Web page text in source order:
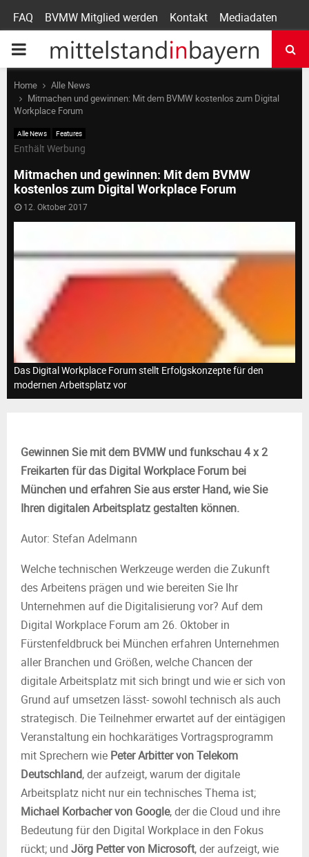
FAQ BVMW Mitglied werden Kontakt Mediadaten
P
R
A
E
N
Home
Alle News
Mitmachen und gewinnen: Mit dem BVMW kostenlos zum Digital
Workplace Forum
Alle News Features
Enthält Werbung
Mitmachen und gewinnen: Mit dem BVMW
kostenlos zum Digital Workplace Forum
12. Oktober 2017
Das Digital Workplace Forum stellt Erfolgskonzepte für den
modernen Arbeitsplatz vor
Gewinnen Sie mit dem BVMW und funkschau 4 x 2
Freikarten für das Digital Workplace Forum bei
München und erfahren Sie aus erster Hand, wie Sie
Ihren digitalen Arbeitsplatz gestalten können.
Autor: Stefan Adelmann
Welche technischen Werkzeuge werden die Zukunft
des Arbeitens prägen und wie bereiten Sie Ihr
Unternehmen auf die Digitalisierung vor? Auf dem
Digital Workplace Forum am 26. Oktober in
Fürstenfeldbruck bei München erfahren Unternehmen
aller Branchen und Größen, welche Chancen der
digitale Arbeitsplatz mit sich bringt und wie er sich von
Grund auf umsetzen lässt- sowohl technisch als auch
strategisch. Die Teilnehmer erwartet auf der eintägigen
Veranstaltung ein hochkarätiges Vortragsprogramm
mit Sprechern wie Peter Arbitter von Telekom
Deutschland, der aufzeigt, warum der digitale
Arbeitsplatz nicht nur ein technisches Thema ist;
Michael Korbacher von Google, der die Cloud und ihre
Bedeutung für den Digital Workplace in den Fokus
rückt; und Jörg Petter von Microsoft, der aufzeigt, wie